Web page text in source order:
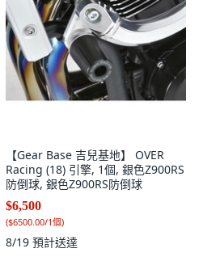
【Gear Base 吉兒基地】 OVER
Racing (18) 引擎, 1個, 銀色Z900RS
防倒球, 銀色Z900RS防倒球
$6,500
($6500.00/1個)
8/19 預計送達